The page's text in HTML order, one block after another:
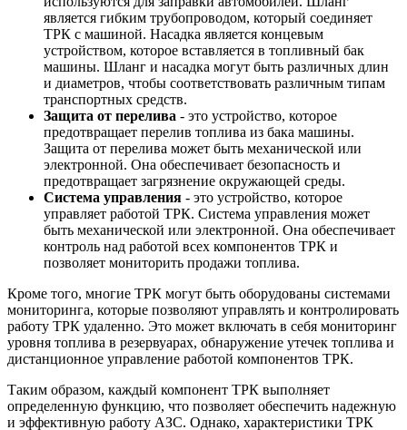
является гибким трубопроводом, который соединяет
ТРК с машиной. Насадка является концевым
устройством, которое вставляется в топливный бак
машины. Шланг и насадка могут быть различных длин
и диаметров, чтобы соответствовать различным типам
транспортных средств.
Защита от перелива - это устройство, которое
предотвращает перелив топлива из бака машины.
Защита от перелива может быть механической или
электронной. Она обеспечивает безопасность и
предотвращает загрязнение окружающей среды.
Система управления - это устройство, которое
управляет работой ТРК. Система управления может
быть механической или электронной. Она обеспечивает
контроль над работой всех компонентов ТРК и
позволяет мониторить продажи топлива.
Кроме того, многие ТРК могут быть оборудованы системами
мониторинга, которые позволяют управлять и контролировать
работу ТРК удаленно. Это может включать в себя мониторинг
уровня топлива в резервуарах, обнаружение утечек топлива и
дистанционное управление работой компонентов ТРК.
Таким образом, каждый компонент ТРК выполняет
определенную функцию, что позволяет обеспечить надежную
и эффективную работу АЗС. Однако, характеристики ТРК